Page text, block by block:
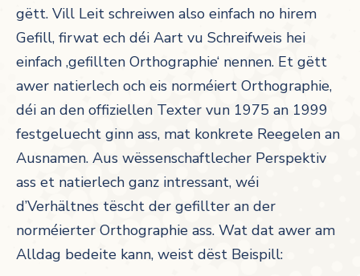
gëtt. Vill Leit schreiwen also einfach no hirem
Gefill, firwat ech déi Aart vu Schreifweis hei
einfach ‚gefillten Orthographie‘ nennen. Et gëtt
awer natierlech och eis norméiert Orthographie,
déi an den offiziellen Texter vun 1975 an 1999
festgeluecht ginn ass, mat konkrete Reegelen an
Ausnamen. Aus wëssenschaftlecher Perspektiv
ass et natierlech ganz intressant, wéi
d’Verhältnes tëscht der gefillter an der
norméierter Orthographie ass. Wat dat awer am
Alldag bedeite kann, weist dëst Beispill: